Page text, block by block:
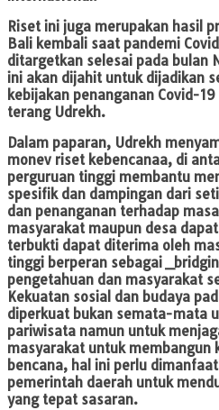
Riset ini juga merupakan hasil
Bali kembali saat pandemi
ditargetkan selesai pada bulan
ini akan dijahit untuk dijadikan
kebijakan penanganan Covid-
terang Udrekh.
Dalam paparan, Udrekh
monev riset kebencanaa, di
perguruan tinggi membantu
spesifik dan dampingan dari
dan penanganan terhadap
masyarakat maupun desa
terbukti dapat diterima oleh
tinggi berperan sebagai
pengetahuan dan masyarakat
Kekuatan sosial dan budaya
diperkuat bukan semata-mata
pariwisata namun untuk
masyarakat untuk membangun
bencana, hal ini perlu
pemerintah daerah untuk
yang tepat sasaran.